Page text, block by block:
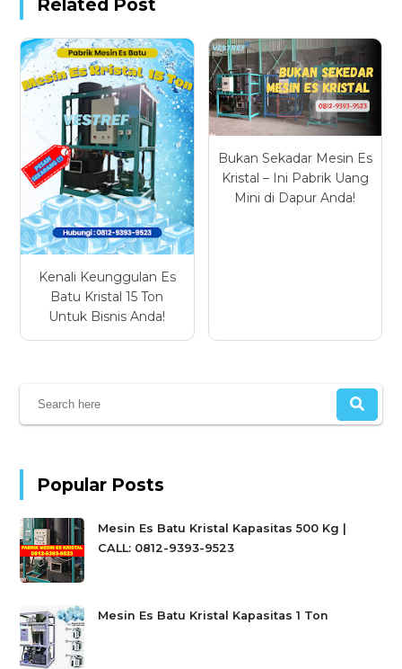
Related Post
Kenali Keunggulan Es
Batu Kristal 15 Ton
Untuk Bisnis Anda!
Bukan Sekadar Mesin Es
Kristal – Ini Pabrik Uang
Mini di Dapur Anda!
Popular Posts
Mesin Es Batu Kristal Kapasitas 500 Kg |
CALL: 0812-9393-9523
Mesin Es Batu Kristal Kapasitas 1 Ton